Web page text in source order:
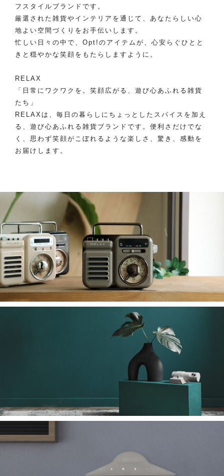
フスタイルブランドです。
厳選された雑貨やインテリアを通じて、あなたらしい心
地よい空間づくりをお手伝いします。
忙しい日々の中で、Opt!のアイテムが、心安らぐひとと
きと穏やかな笑顔をもたらしますように。
RELAX
「日常にワクワクを。笑顔広がる、遊び心あふれる雑貨
たち」
RELAXは、毎日の暮らしにちょっとしたスパイスを加え
る、遊び心あふれる雑貨ブランドです。便利さだけでな
く、思わず笑顔がこぼれるような楽しさ、驚き、感動を
お届けします。